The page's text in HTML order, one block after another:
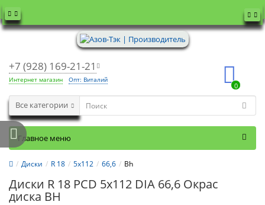
+7 (928) 169-21-21
Интернет магазин Опт: Виталий
0
Все категории
Главное меню
Диски R 18 5x112 66,6 Bh
Диски R 18 PCD 5x112 DIA 66,6 Окрас
диска BH